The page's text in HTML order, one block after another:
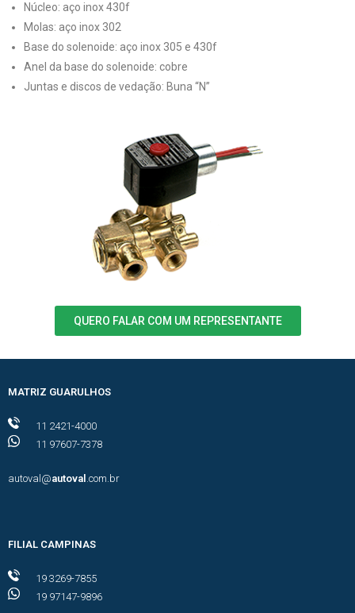
Núcleo: aço inox 430f
Molas: aço inox 302
Base do solenoide: aço inox 305 e 430f
Anel da base do solenoide: cobre
Juntas e discos de vedação: Buna “N”
QUERO FALAR COM UM REPRESENTANTE
MATRIZ GUARULHOS
11 2421-4000
11 97607-7378
autoval@autoval .com.br
FILIAL CAMPINAS
19 3269-7855
19 97147-9896